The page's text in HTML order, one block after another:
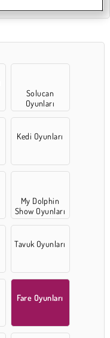
Solucan
Oyunları
Kedi Oyunları
My Dolphin
Show Oyunları
Tavuk Oyunları
Fare Oyunları